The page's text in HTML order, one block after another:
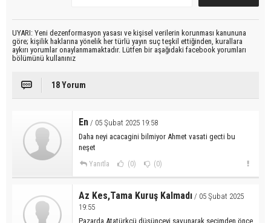
UYARI: Yeni dezenformasyon yasası ve kişisel verilerin korunması kanununa
göre; kişilik haklarına yönelik her türlü yayın suç teşkil ettiğinden, kurallara
aykırı yorumlar onaylanmamaktadır. Lütfen bir aşağıdaki facebook yorumları
bölümünü kullanınız
18 Yorum
En / 05 Şubat 2025 19:58
Daha neyi acacagini bilmiyor Ahmet vasati gecti bu
neşet
Yanıtla (0) (0)
Az Kes,Tama Kuruş Kalmadı / 05 Şubat 2025
19:55
Pazarda Atatürkçü düşünceyi savunarak seçimden önce